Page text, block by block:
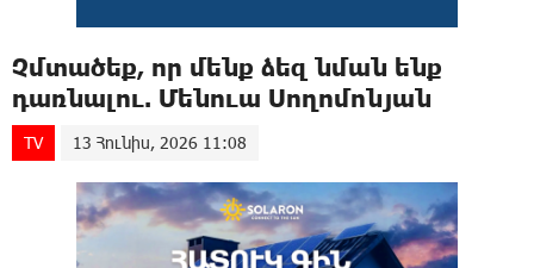
Չմտածեք, որ մենք ձեզ նման ենք
դառնալու. Մենուա Սողոմոնյան
TV 13 Հունիս, 2026 11:08